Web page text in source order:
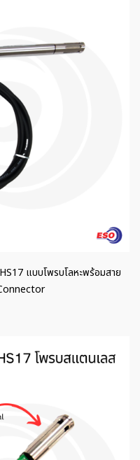
แบบโพรบโลหะพร้อมสาย